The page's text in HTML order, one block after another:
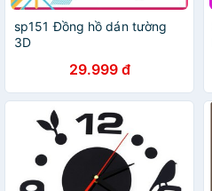
sp151 Đồng hồ dán tường
3D
29.999 đ